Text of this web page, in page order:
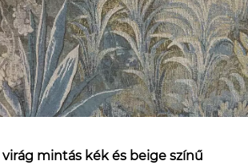
virág mintás kék és beige színű